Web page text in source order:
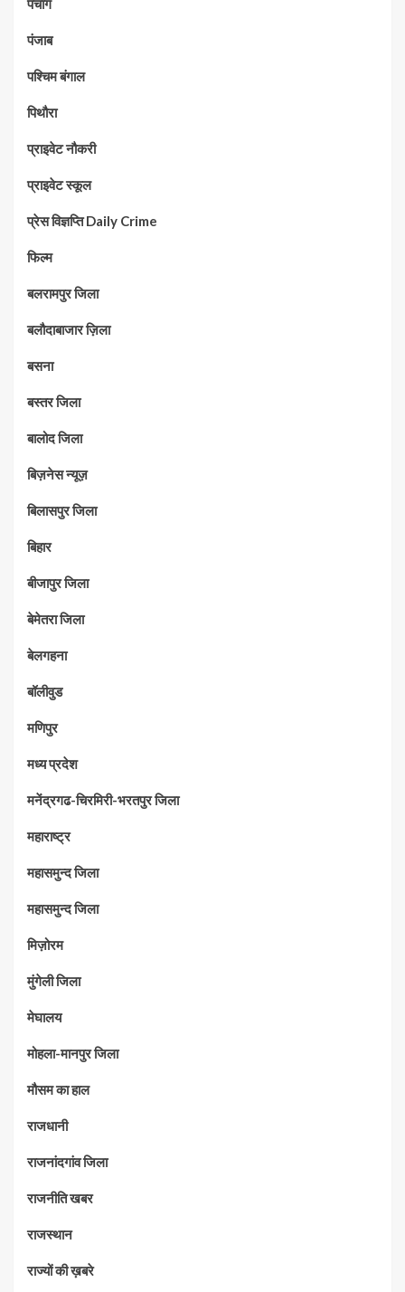
पंचांग
पंजाब
पश्चिम बंगाल
पिथौरा
प्राइवेट नौकरी
प्राइवेट स्कूल
प्रेस विज्ञप्ति Daily Crime
फिल्म
बलरामपुर जिला
बलौदाबाजार ज़िला
बसना
बस्तर जिला
बालोद जिला
बिज़नेस न्यूज़
बिलासपुर जिला
बिहार
बीजापुर जिला
बेमेतरा जिला
बेलगहना
बॉलीवुड
मणिपुर
मध्‍य प्रदेश
मनेंद्रगढ-चिरमिरी-भरतपुर जिला
महाराष्‍ट्र
महासमुन्द जिला
महासमुन्द जिला
मिज़ोरम
मुंगेली जिला
मेघालय
मोहला-मानपुर जिला
मौसम का हाल
राजधानी
राजनांदगांव जिला
राजनीति खबर
राजस्थान
राज्यों की ख़बरे